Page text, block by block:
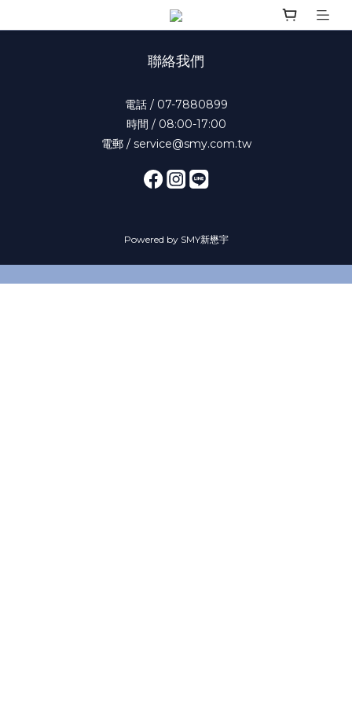
聯絡我們
電話 / 07-7880899
時間 / 08:00-17:00
電郵 / service@smy.com.tw
Powered by SMY新懋宇